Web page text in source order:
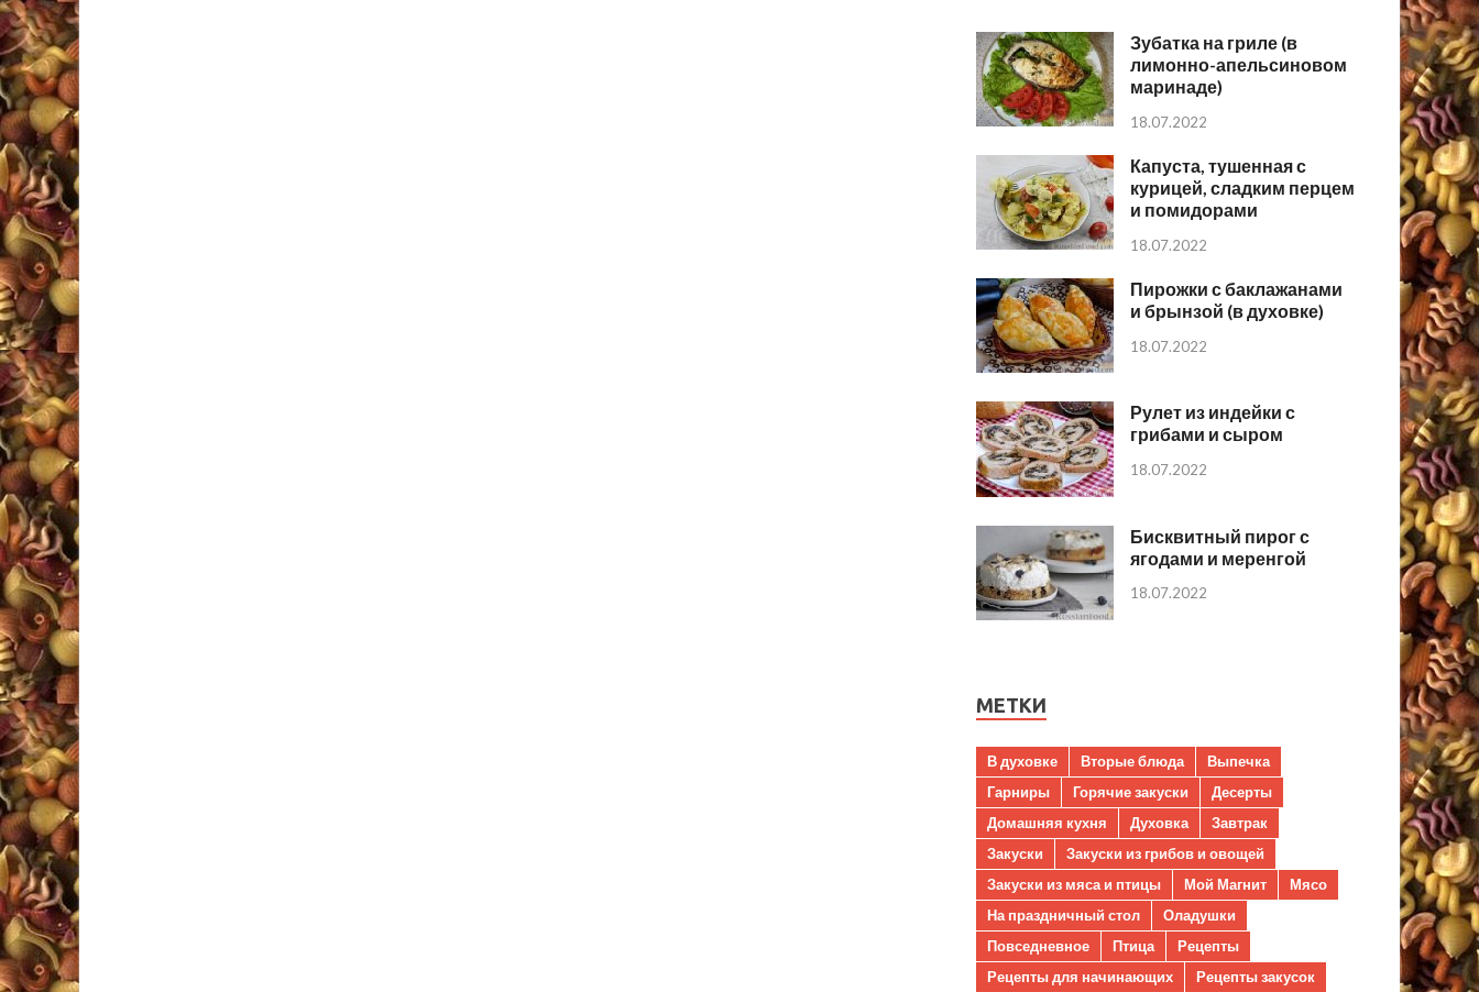
Зубатка на гриле (в
лимонно-апельсиновом
маринаде)
18.07.2022
Капуста, тушенная с
курицей, сладким перцем
и помидорами
18.07.2022
Пирожки с баклажанами
и брынзой (в духовке)
18.07.2022
Рулет из индейки с
грибами и сыром
18.07.2022
Бисквитный пирог с
ягодами и меренгой
18.07.2022
МЕТКИ
В духовке Вторые блюда
Выпечка
Гарниры
Горячие закуски
Десерты
Домашняя кухня
Духовка
Завтрак
Закуски
Закуски из грибов и овощей
Закуски из мяса и птицы
Мой Магнит
Мясо
На праздничный стол
Оладушки
Повседневное
Птица
Рецепты
Рецепты для начинающих
Рецепты закусок